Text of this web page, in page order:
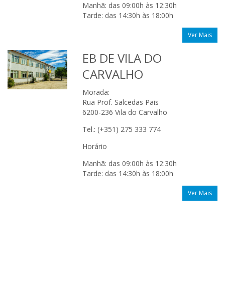
Manhã: das 09:00h às 12:30h
Tarde: das 14:30h às 18:00h
Ver Mais
EB DE VILA DO
CARVALHO
Morada:
Rua Prof. Salcedas Pais
6200-236 Vila do Carvalho
Tel.: (+351) 275 333 774
Horário
Manhã: das 09:00h às 12:30h
Tarde: das 14:30h às 18:00h
Ver Mais